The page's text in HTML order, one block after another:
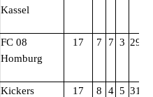
Kassel
FC 08
Homburg
17 7 7 3
Kickers
17 8 4 5